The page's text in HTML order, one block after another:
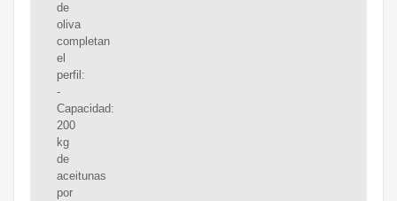
de
oliva
completan
el
perfil:
-
Capacidad:
200
kg
de
aceitunas
por